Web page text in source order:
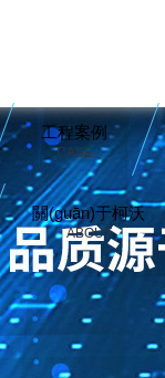
工程案例
CASE
關(guān)于柯沃
ABOUT